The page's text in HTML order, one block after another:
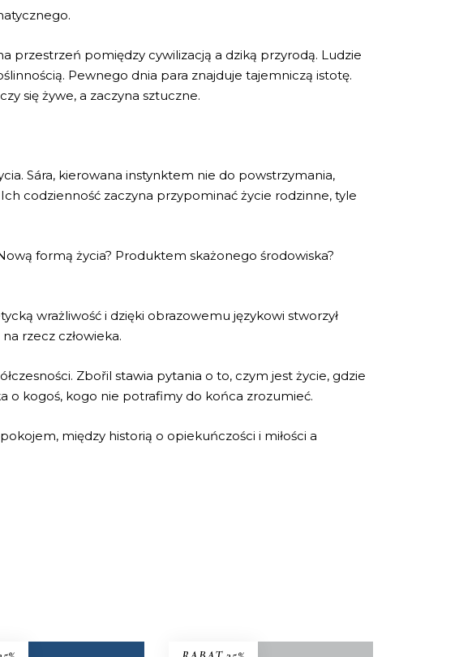
przestrzeń pomiędzy cywilizacją a dziką przyrodą. Ludzie
Pewnego dnia para znajduje tajemniczą istotę.
się żywe, a zaczyna sztuczne.
Sára, kierowana instynktem nie do powstrzymania,
codzienność zaczyna przypominać życie rodzinne, tyle
formą życia? Produktem skażonego środowiska?
wrażliwość i dzięki obrazowemu językowi stworzył
rzecz człowieka.
Zbořil stawia pytania o to, czym jest życie, gdzie
o kogoś, kogo nie potrafimy do końca zrozumieć.
między historią o opiekuńczości i miłości a